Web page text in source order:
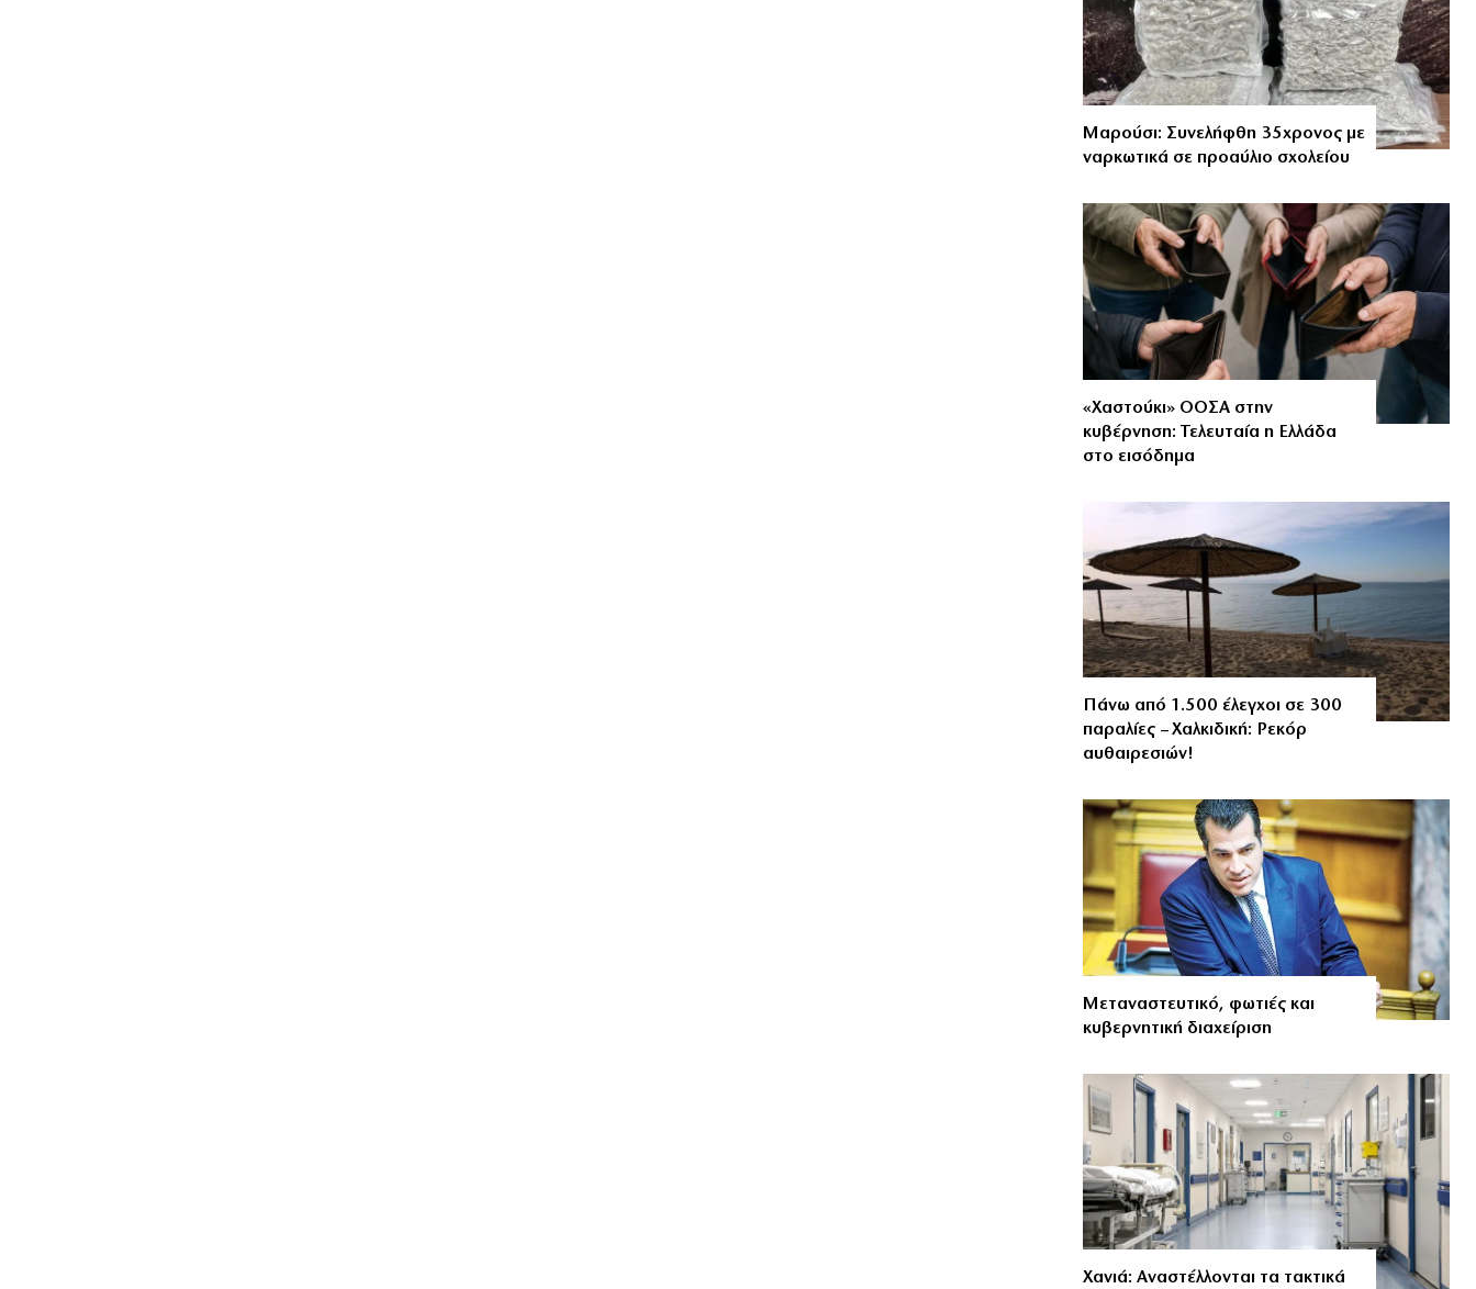
Μαρούσι: Συνελήφθη 35χρονος με
ναρκωτικά σε προαύλιο σχολείου
«Χαστούκι» ΟΟΣΑ στην
κυβέρνηση: Τελευταία η Ελλάδα
στο εισόδημα
Πάνω από 1.500 έλεγχοι σε 300
παραλίες – Χαλκιδική: Ρεκόρ
αυθαιρεσιών!
Μεταναστευτικό, φωτιές και
κυβερνητική διαχείριση
Χανιά: Αναστέλλονται τα τακτικά